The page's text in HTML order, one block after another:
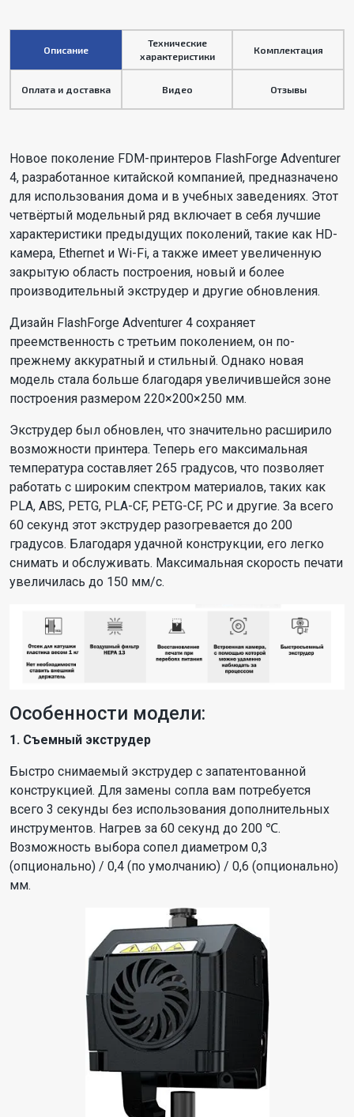
Описание
Технические
характеристики
Комплектация
Оплата и доставка Видео Отзывы
Новое поколение FDM-принтеров FlashForge Adventurer
4, разработанное китайской компанией, предназначено
для использования дома и в учебных заведениях. Этот
четвёртый модельный ряд включает в себя лучшие
характеристики предыдущих поколений, такие как HD-
камера, Ethernet и Wi-Fi, а также имеет увеличенную
закрытую область построения, новый и более
производительный экструдер и другие обновления.
Дизайн FlashForge Adventurer 4 сохраняет
преемственность с третьим поколением, он по-
прежнему аккуратный и стильный. Однако новая
модель стала больше благодаря увеличившейся зоне
построения размером 220×200×250 мм.
Экструдер был обновлен, что значительно расширило
возможности принтера. Теперь его максимальная
температура составляет 265 градусов, что позволяет
работать с широким спектром материалов, таких как
PLA, ABS, PETG, PLA-CF, PETG-CF, PC и другие. За всего
60 секунд этот экструдер разогревается до 200
градусов. Благодаря удачной конструкции, его легко
снимать и обслуживать. Максимальная скорость печати
увеличилась до 150 мм/с.
Особенности модели:
1. Съемный экструдер
Быстро снимаемый экструдер с запатентованной
конструкцией. Для замены сопла вам потребуется
всего 3 секунды без использования дополнительных
инструментов. Нагрев за 60 секунд до 200 ℃.
Возможность выбора сопел диаметром 0,3
(опционально) / 0,4 (по умолчанию) / 0,6 (опционально)
мм.